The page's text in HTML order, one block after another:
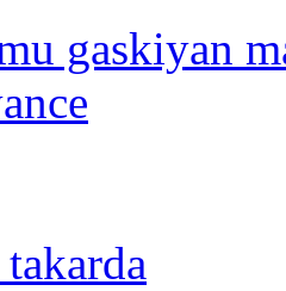
gaskiyan